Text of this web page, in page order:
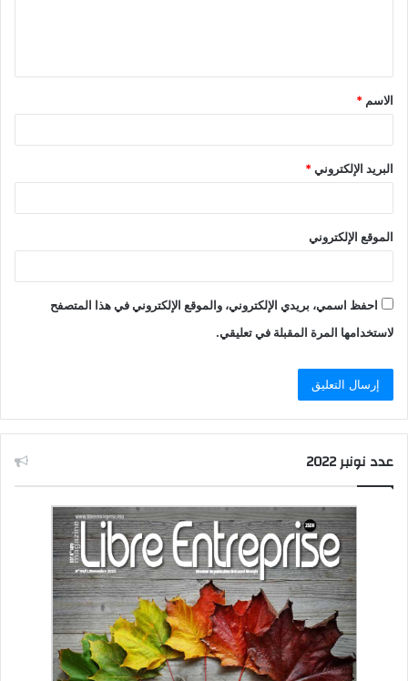
ق
*
الاسم *
البريد الإلكتروني*
الموقع الإلكتروني
احفظ اسمي، بريدي الإلكتروني، والموقع الإلكتروني في هذا المتصفح
لاستخدامها المرة المقبلة في تعليقي.
عدد نونبر 2022